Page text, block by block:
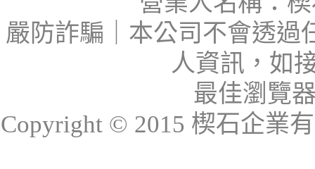
嚴防詐騙｜本公司不會透過
人資訊，如
最佳瀏覽
Copyright © 2015 楔石企業